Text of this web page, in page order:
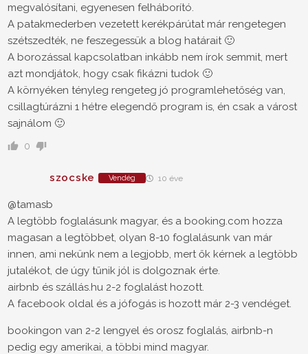
megvalósítani, egyenesen felháborító.
A patakmederben vezetett kerékpárútat már rengetegen
szétszedték, ne feszegessük a blog határait 🙂
A borozással kapcsolatban inkább nem írok semmit, mert
azt mondjátok, hogy csak fikázni tudok 🙂
A környéken tényleg rengeteg jó programlehetőség van,
csillagtúrázni 1 hétre elegendő program is, én csak a várost
sajnálom 🙂
0
szocske Vendég 10 éve
@tamasb
A legtöbb foglalásunk magyar, és a booking.com hozza
magasan a legtöbbet, olyan 8-10 foglalásunk van már
innen, ami nekünk nem a legjobb, mert ők kérnek a legtöbb
jutalékot, de úgy tűnik jól is dolgoznak érte.
airbnb és szállás.hu 2-2 foglalást hozott.
A facebook oldal és a jófogás is hozott már 2-3 vendéget.
bookingon van 2-2 lengyel és orosz foglalás, airbnb-n
pedig egy amerikai, a többi mind magyar.